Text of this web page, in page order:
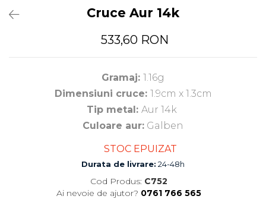
Cruce Aur 14k
533,60 RON
Gramaj: 1.16g
Dimensiuni cruce: 1.9cm x 1.3cm
Tip metal: Aur 14k
Culoare aur: Galben
STOC EPUIZAT
Durata de livrare: 24-48h
Cod Produs: C752
Ai nevoie de ajutor? 0761 766 565